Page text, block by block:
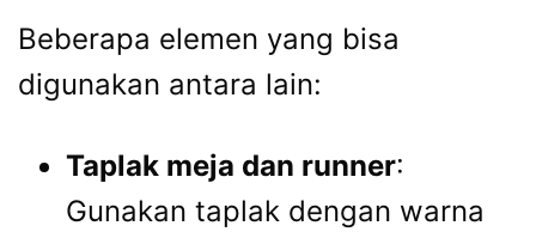
Beberapa elemen yang bisa
digunakan antara lain:
Taplak meja dan runner:
Gunakan taplak dengan warna